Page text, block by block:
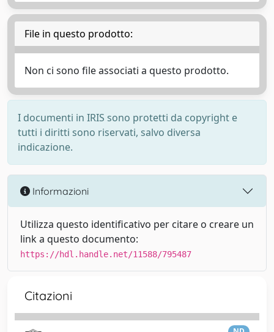
File in questo prodotto:
Non ci sono file associati a questo prodotto.
I documenti in IRIS sono protetti da copyright e
tutti i diritti sono riservati, salvo diversa
indicazione.
Informazioni
Utilizza questo identificativo per citare o creare un
link a questo documento:
https://hdl.handle.net/11588/795487
Citazioni